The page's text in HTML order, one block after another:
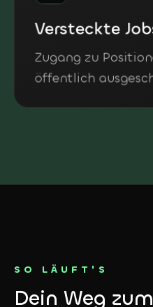
Versteckte
Zugang zu
öffentlich
SO LÄUFT'S
Dein Weg